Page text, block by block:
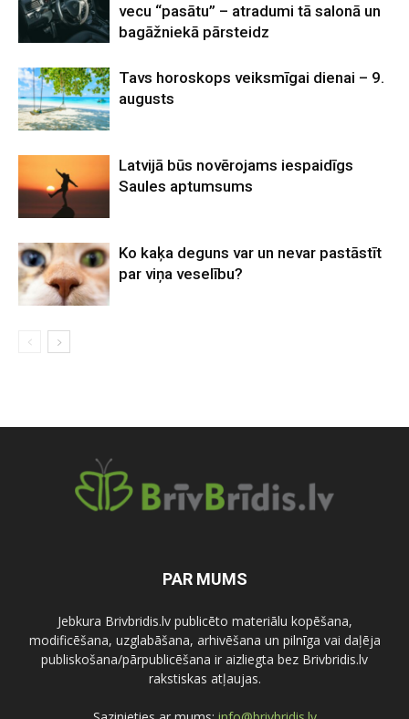
vecu “pasātu” – atradumi tā salonā un
bagāžniekā pārsteidz
Tavs horoskops veiksmīgai dienai – 9.
augusts
Latvijā būs novērojams iespaidīgs
Saules aptumsums
Ko kaķa deguns var un nevar pastāstīt
par viņa veselību?
PAR MUMS
Jebkura Brivbridis.lv publicēto materiālu kopēšana,
modificēšana, uzglabāšana, arhivēšana un pilnīga vai daļēja
publiskošana/pārpublicēšana ir aizliegta bez Brivbridis.lv
rakstiskas atļaujas.